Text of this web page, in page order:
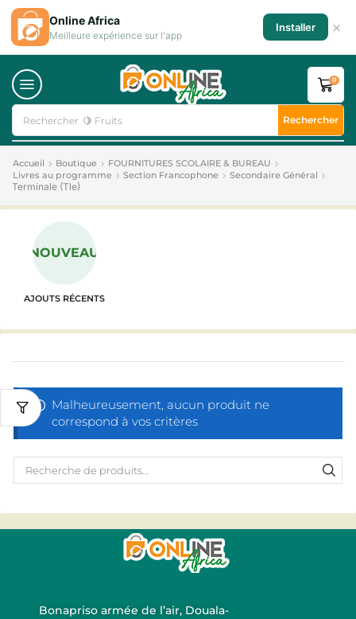
Rechercher 🍋 Fruits Rechercher
0
Accueil Boutique
FOURNITURES SCOLAIRE & BUREAU
Livres au programme
Section Francophone Secondaire Général
Terminale (Tle)
NOUVEAU
AJOUTS RÉCENTS
Malheureusement, aucun produit ne
correspond à vos critères
Bonapriso armée de l’air, Douala-
Online Africa
Meilleure expérience sur l'app
Installer ×